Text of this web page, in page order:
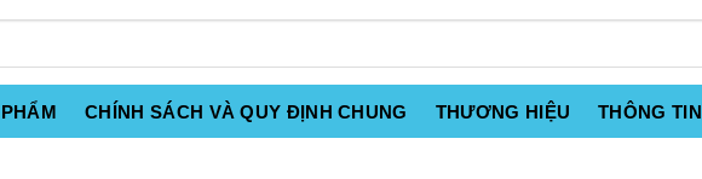
CHÍNH SÁCH VÀ QUY ĐỊNH CHUNG THƯƠNG HIỆU THÔNG TIN